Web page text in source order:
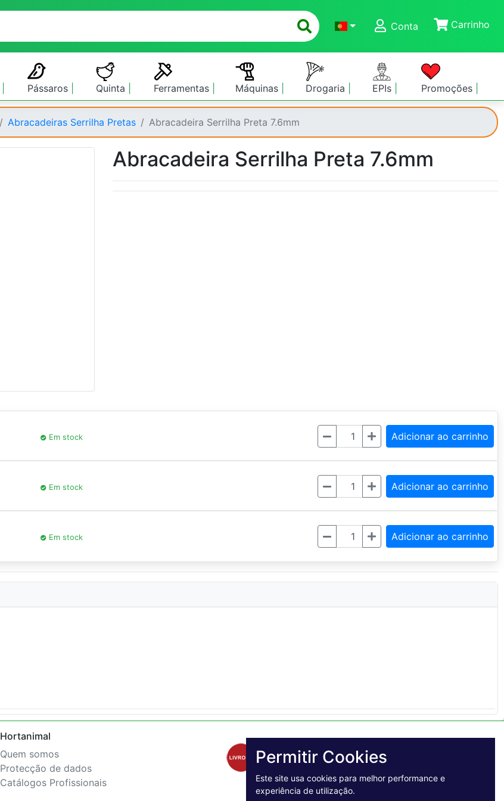
Conta
Carrinho
Pássaros Quinta Ferramentas Máquinas Drogaria EPIs Promoções
Abracadeiras Serrilha Pretas Abracadeira Serrilha Preta 7.6mm
Abracadeira Serrilha Preta 7.6mm
Em stock Quantidade Adicionar ao carrinho
Em stock Quantidade Adicionar ao carrinho
Em stock Quantidade Adicionar ao carrinho
Hortanimal
Quem somos
Protecção de dados
Catálogos Profissionais
Permitir Cookies
Este site usa cookies para melhor performance e
experiência de utilização.